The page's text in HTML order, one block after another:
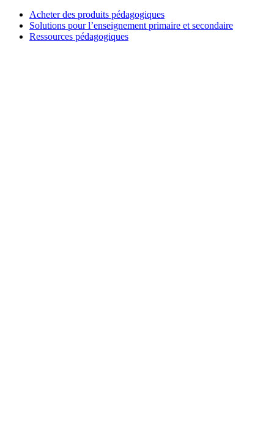
Acheter des produits pédagogiques
Solutions pour l’enseignement primaire et secondaire
Ressources pédagogiques